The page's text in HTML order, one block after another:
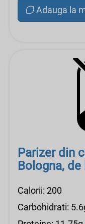
Adauga la
Parizer din
Bologna,
Calorii: 200
Carbohidrati: